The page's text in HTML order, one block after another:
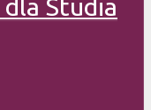
Studia